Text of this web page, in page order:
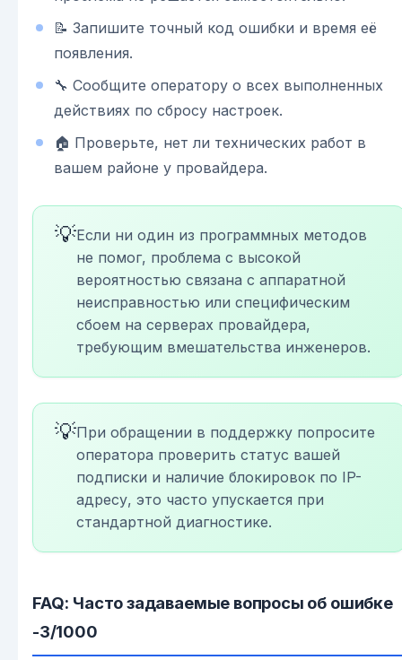
📝 Запишите точный код ошибки и время её
появления.
🔧 Сообщите оператору о всех выполненных
действиях по сбросу настроек.
🏠 Проверьте, нет ли технических работ в
вашем районе у провайдера.
💡Если ни один из программных методов
не помог, проблема с высокой
вероятностью связана с аппаратной
неисправностью или специфическим
сбоем на серверах провайдера,
требующим вмешательства инженеров.
💡При обращении в поддержку попросите
оператора проверить статус вашей
подписки и наличие блокировок по IP-
адресу, это часто упускается при
стандартной диагностике.
FAQ: Часто задаваемые вопросы об ошибке
-3/1000